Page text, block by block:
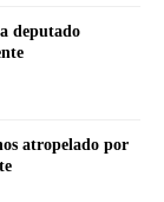
deputado
atropelado por